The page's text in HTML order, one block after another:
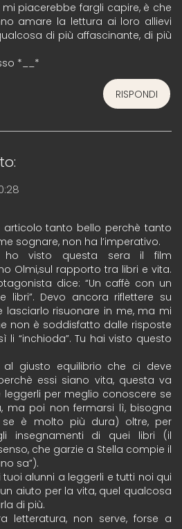
piacerebbe fargli capire, è che
amare la lettura ai loro allievi
di più affascinante, di più
*__*
RISPONDI
tanto bello perchè tanto
sognare, non ha l’imperativo.
visto questa sera il film
Olmi,sul rapporto tra libri e vita.
dice: “Un caffè con un
libri”. Devo ancora riflettere su
lasciarlo risuonare in me, ma mi
non è soddisfatto dalle risposte
li “inchioda”. Tu hai visto questo
giusto equilibrio che ci deve
essi siano vita, questa va
per meglio conoscere se
ma poi non fermarsi lì, bisogna
è molto più dura) oltre, per
insegnamenti di quei libri (il
che garzie a Stella compie il
sa”).
tuoi alunni a leggerli e tutti noi qui
aiuto per la vita, quel qualcosa
di più.
letteratura, non serve, forse a